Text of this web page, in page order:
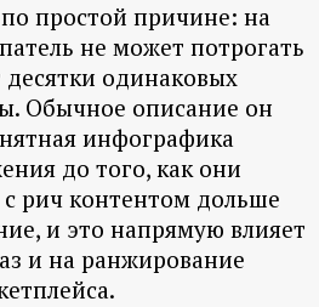
простой причине: на
не может потрогать
десятки одинаковых
Обычное описание он
инфографика
до того, как они
с рич контентом дольше
и это напрямую влияет
и на ранжирование